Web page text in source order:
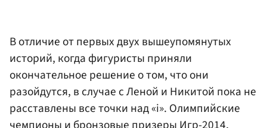
В отличие от первых двух вышеупомянутых
историй, когда фигуристы приняли
окончательное решение о том, что они
разойдутся, в случае с Леной и Никитой пока не
расставлены все точки над «i». Олимпийские